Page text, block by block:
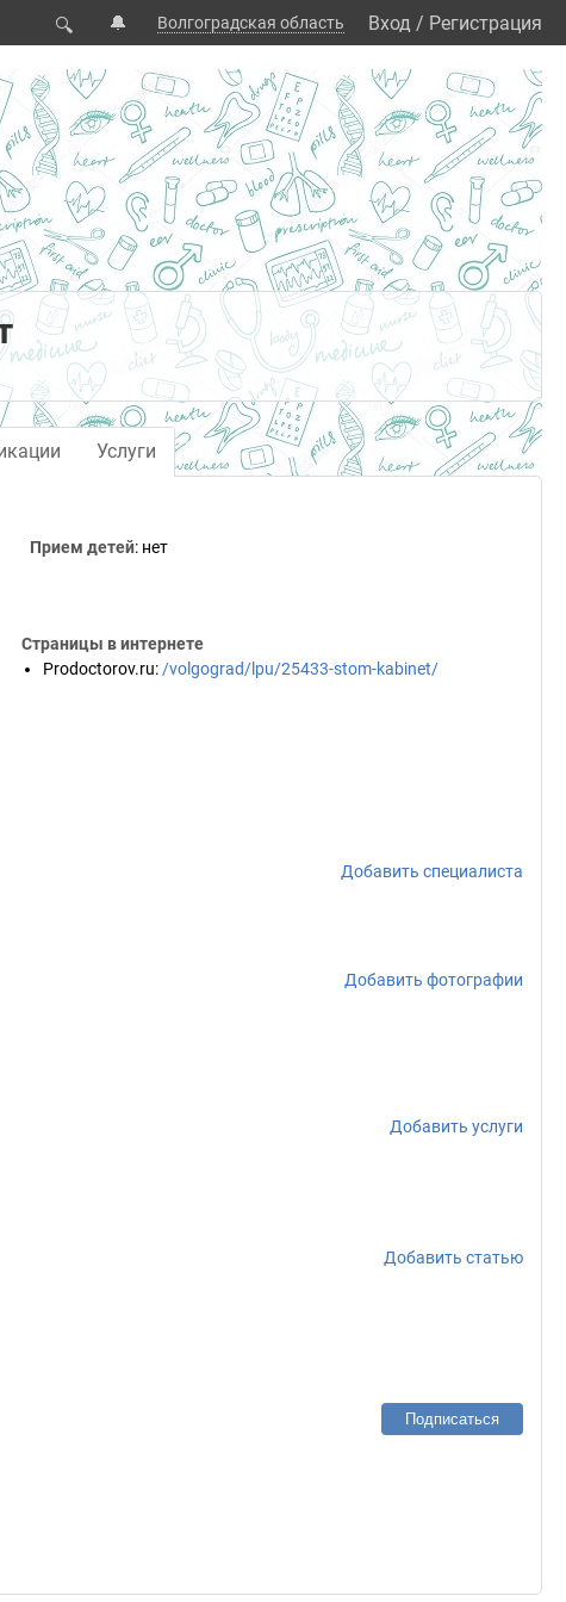
🔍 🔔 Волгоградская область Вход / Регистрация
Услуги
Прием детей: нет
Страницы в интернете
Prodoctorov.ru: /volgograd/lpu/25433-stom-kabinet/
Добавить специалиста
Добавить фотографии
Добавить услуги
Добавить статью
Подписаться